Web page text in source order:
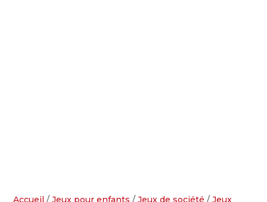
Accueil /Jeux pour enfants /Jeux de société /Jeux